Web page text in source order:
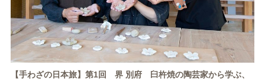
【手わざの日本旅】第1回 界 別府 臼杵焼の陶芸家から学ぶ、